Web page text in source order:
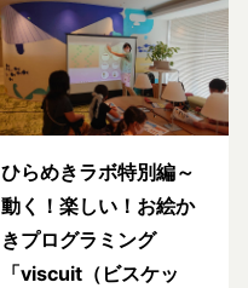
ひらめきラボ特別編～
動く！楽しい！お絵か
きプログラミング
「viscuit（ビスケッ